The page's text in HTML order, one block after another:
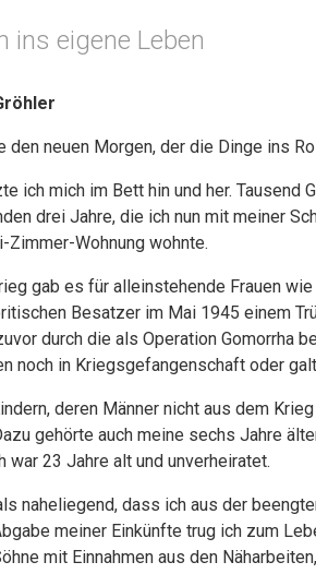
ins eigene Leben
den neuen Morgen, der die Dinge ins
ich mich im Bett hin und her.
drei Jahre, die ich nun mit meiner
Zimmer-Wohnung wohnte.
gab es für alleinstehende Frauen
Besatzer im Mai 1945 einem
durch die als Operation Gomorrha
noch in Kriegsgefangenschaft oder
deren Männer nicht aus dem
gehörte auch meine sechs Jahre
war 23 Jahre alt und unverheiratet.
naheliegend, dass ich aus der
meiner Einkünfte trug ich zum
mit Einnahmen aus den